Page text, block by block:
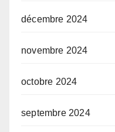
décembre 2024
novembre 2024
octobre 2024
septembre 2024